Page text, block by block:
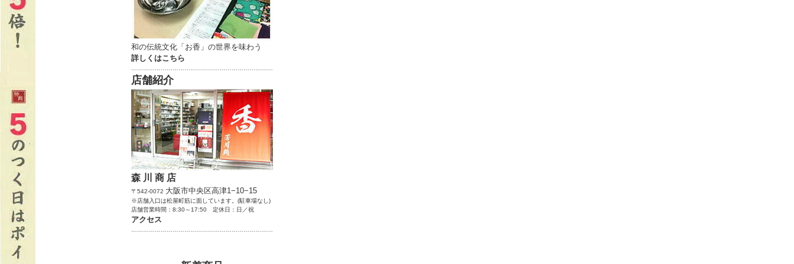
和の伝統文化「お香」の世界を味わう
詳しくはこちら
………………………………………………………………
店舗紹介
森 川 商 店
〒542-0072 大阪市中央区高津1−10−15
※店舗入口は松屋町筋に面しています。(駐車場なし)
店舗営業時間：8:30～17:50 定休日：日／祝
アクセス
………………………………………………………………